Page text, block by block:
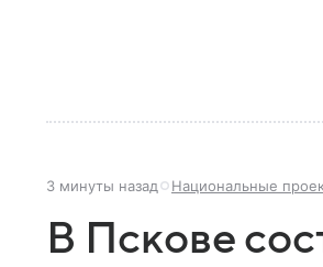
3 минуты назад Национальные
В Пскове